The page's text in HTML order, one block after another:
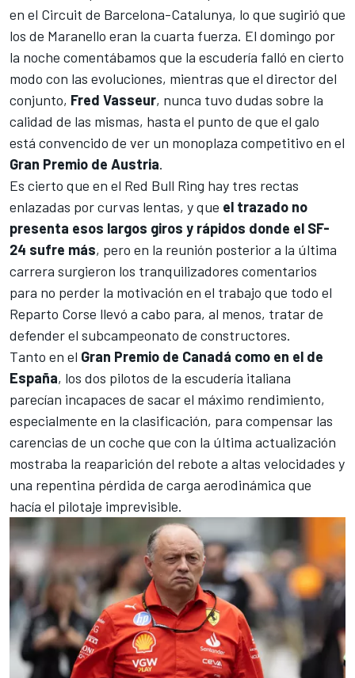
en el Circuit de Barcelona-Catalunya, lo que sugirió que
los de Maranello eran la cuarta fuerza. El domingo por
la noche comentábamos que la escudería falló en cierto
modo con las evoluciones, mientras que el director del
conjunto, Fred Vasseur, nunca tuvo dudas sobre la
calidad de las mismas, hasta el punto de que el galo
está convencido de ver un monoplaza competitivo en el
Gran Premio de Austria.
Es cierto que en el Red Bull Ring hay tres rectas
enlazadas por curvas lentas, y que el trazado no
presenta esos largos giros y rápidos donde el SF-
24 sufre más, pero en la reunión posterior a la última
carrera surgieron los tranquilizadores comentarios
para no perder la motivación en el trabajo que todo el
Reparto Corse llevó a cabo para, al menos, tratar de
defender el subcampeonato de constructores.
Tanto en el Gran Premio de Canadá como en el de
España, los dos pilotos de la escudería italiana
parecían incapaces de sacar el máximo rendimiento,
especialmente en la clasificación, para compensar las
carencias de un coche que con la última actualización
mostraba la reaparición del rebote a altas velocidades y
una repentina pérdida de carga aerodinámica que
hacía el pilotaje imprevisible.